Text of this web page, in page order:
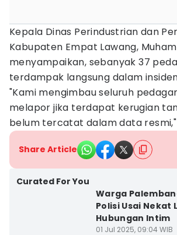
Kepala Dinas Perindustrian dan
Kabupaten Empat Lawang,
menyampaikan, sebanyak 37
terdampak langsung dalam
"Kami mengimbau seluruh
melapor jika terdapat kerugian
belum tercatat dalam data
Share Article
Curated For You
Warga
Polisi Usai Nekat
Hubungan Intim
01 Jul 2025, 09:04 WIB